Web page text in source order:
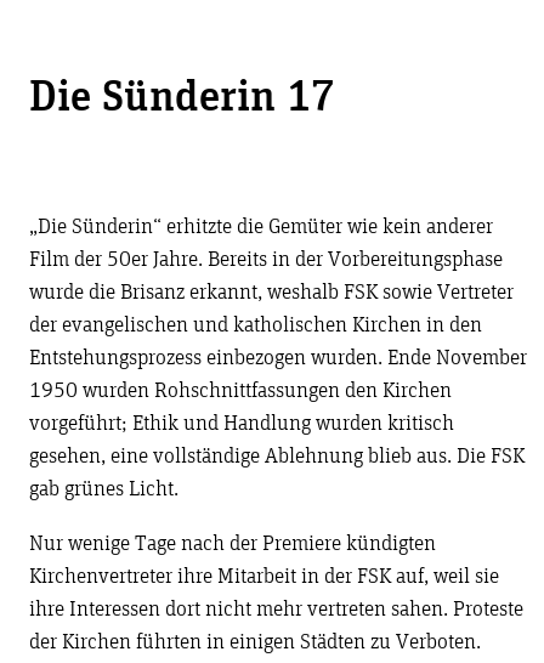
Die Sünderin 17
„Die Sünderin“ erhitzte die Gemüter wie kein anderer
Film der 50er Jahre. Bereits in der Vorbereitungsphase
wurde die Brisanz erkannt, weshalb FSK sowie Vertreter
der evangelischen und katholischen Kirchen in den
Entstehungsprozess einbezogen wurden. Ende November
1950 wurden Rohschnittfassungen den Kirchen
vorgeführt; Ethik und Handlung wurden kritisch
gesehen, eine vollständige Ablehnung blieb aus. Die FSK
gab grünes Licht.
Nur wenige Tage nach der Premiere kündigten
Kirchenvertreter ihre Mitarbeit in der FSK auf, weil sie
ihre Interessen dort nicht mehr vertreten sahen. Proteste
der Kirchen führten in einigen Städten zu Verboten.